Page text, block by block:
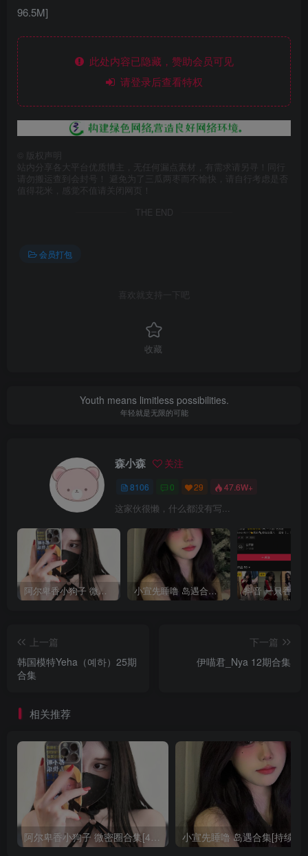
96.5M]
此处内容已隐藏，赞助会员可见
请登录后查看特权
版权声明
站内分享各大平台优质博主，无任何漏点素材，有需求请另寻！同行
请勿搬运查到会封号！ 避免为了三瓜两枣而不愉快，请自行考虑是否
值得花米，感觉不值请关闭网页！
THE END
会员打包
喜欢就支持一下吧
收藏
Youth means limitless possibilities.
年轻就是无限的可能
森小森 关注
8106 0 29 47.6W+
这家伙很懒，什么都没有写...
阿尔卑香小狗子 微密圈合集[40套][持续更新2023.12.14] 小宣先睡噜 岛遇合集[持续更新2025.08.27]
上一篇
韩国模特Yeha（예하）25期
合集
下一篇
伊喵君_Nya 12期合集
相关推荐